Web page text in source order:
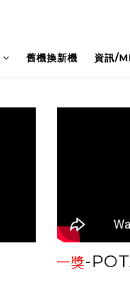
舊機換新機 資訊/
一獎-